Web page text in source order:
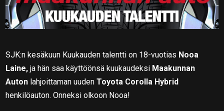
SJK:n kesäkuun Kuukauden talentti on 18-vuotias Nooa
Laine, ja hän saa käyttöönsä kuukaudeksi Maakunnan
Auton lahjoittaman uudenToyota Corolla Hybrid
henkilöauton. Onneksi olkoon Nooa!